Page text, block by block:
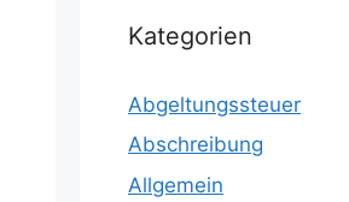
Kategorien
Abgeltungssteuer
Abschreibung
Allgemein